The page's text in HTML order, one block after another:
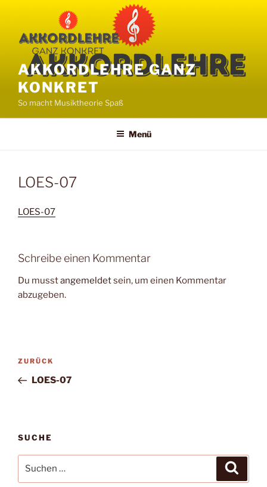
springen
AKKORDLEHRE GANZ
KONKRET
So macht Musiktheorie Spaß
Menü
LOES-07
LOES-07
Schreibe einen Kommentar
Du musstangemeldetsein, um einen Kommentar
abzugeben.
Beitragsnavigation
Vorheriger
Beitrag
ZURÜCK
LOES-07
SUCHE
nach: